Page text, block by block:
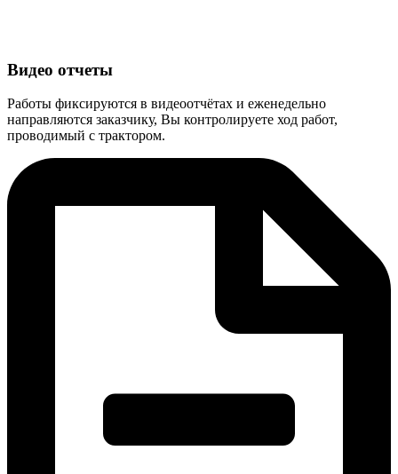
Видео отчеты
Работы фиксируются в видеоотчётах и еженедельно
направляются заказчику, Вы контролируете ход работ,
проводимый с трактором.